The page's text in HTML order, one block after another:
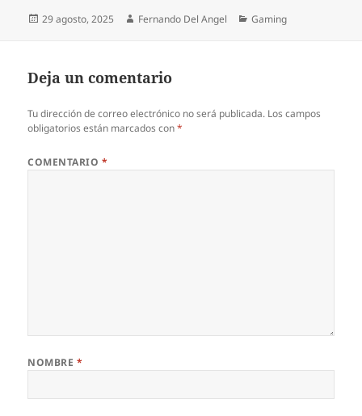
Publicado
29 agosto, 2025 Autor
Fernando Del Angel Categorías
Gaming
Deja un comentario
Tu dirección de correo electrónico no será publicada. Los campos
obligatorios están marcados con*
COMENTARIO *
NOMBRE *